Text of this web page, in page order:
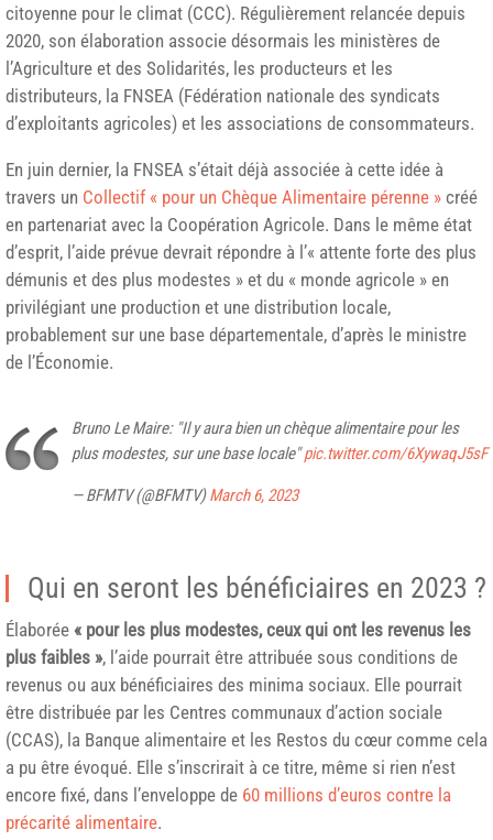
citoyenne pour le climat (CCC). Régulièrement relancée depuis
2020, son élaboration associe désormais les ministères de
l’Agriculture et des Solidarités, les producteurs et les
distributeurs, la FNSEA (Fédération nationale des syndicats
d’exploitants agricoles) et les associations de consommateurs.
En juin dernier, la FNSEA s’était déjà associée à cette idée à
travers un Collectif « pour un Chèque Alimentaire pérenne » créé
en partenariat avec la Coopération Agricole. Dans le même état
d’esprit, l’aide prévue devrait répondre à l’« attente forte des plus
démunis et des plus modestes » et du « monde agricole » en
privilégiant une production et une distribution locale,
probablement sur une base départementale, d’après le ministre
de l’Économie.
Bruno Le Maire: "Il y aura bien un chèque alimentaire pour les
plus modestes, sur une base locale"pic.twitter.com/6XywaqJ5sF
— BFMTV (@BFMTV)March 6, 2023
Qui en seront les bénéficiaires en 2023 ?
Élaborée « pour les plus modestes, ceux qui ont les revenus les
plus faibles », l’aide pourrait être attribuée sous conditions de
revenus ou aux bénéficiaires des minima sociaux. Elle pourrait
être distribuée par les Centres communaux d’action sociale
(CCAS), la Banque alimentaire et les Restos du cœur comme cela
a pu être évoqué. Elle s’inscrirait à ce titre, même si rien n’est
encore fixé, dans l’enveloppe de 60 millions d’euros contre la
précarité alimentaire.